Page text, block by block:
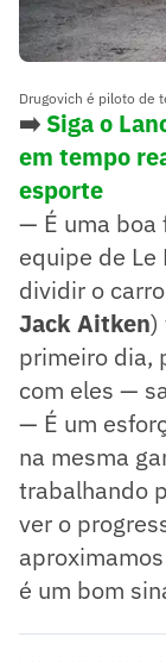
Drugovich é piloto de
➡️ Siga o
em tempo
esporte
— É uma boa
equipe de Le
dividir o
Jack Aitken)
primeiro dia,
com eles —
— É um
na mesma
trabalhando
ver o
é um bom